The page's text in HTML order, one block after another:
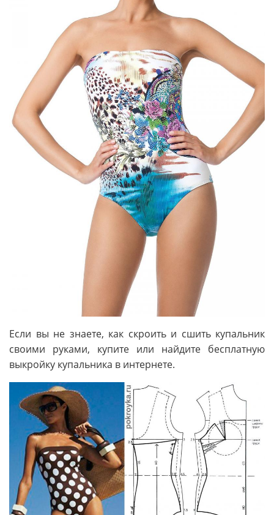
Если вы не знаете, как скроить и сшить купальник
своими руками, купите или найдите бесплатную
выкройку купальника в интернете.